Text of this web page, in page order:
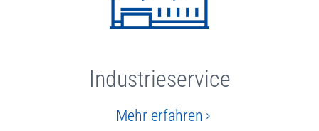
Industrieservice
Mehr erfahren